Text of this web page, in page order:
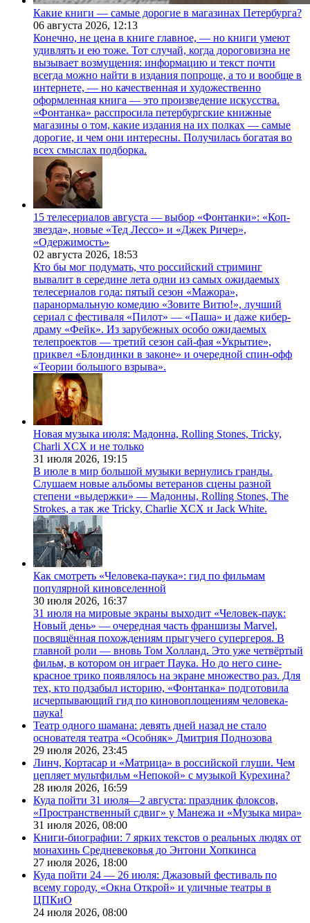
Какие книги — самые дорогие в магазинах Петербурга?
06 августа 2026, 12:13
Конечно, не цена в книге главное, — но книги умеют
удивлять и ею тоже. Тот случай, когда дороговизна не
вызывает возмущения: информацию и текст почти
всегда можно найти в издания попроще, а то и вообще в
интернете, — но качественная и художественно
оформленная книга — это произведение искусства.
«Фонтанка» расспросила петербургские книжные
магазины о том, какие издания на их полках — самые
дорогие, и чем они интересны. Получилась богатая во
всех смыслах подборка.
15 телесериалов августа — выбор «Фонтанки»: «Коп-
звезда», новые «Тед Лессо» и «Джек Ричер»,
«Одержимость»
02 августа 2026, 18:53
Кто бы мог подумать, что российский стриминг
вывалит в середине лета одни из самых ожидаемых
телесериалов года: пятый сезон «Мажора»,
паранормальную комедию «Зовите Витю!», лучший
сериал с фестиваля «Пилот» — «Паша» и даже кибер-
драму «Фейк». Из зарубежных особо ожидаемых
телепроектов — третий сезон сай-фая «Укрытие»,
приквел «Блондинки в законе» и очередной спин-офф
«Теории большого взрыва».
Новая музыка июля: Мадонна, Rolling Stones, Tricky,
Charli XCX и не только
31 июля 2026, 19:15
В июле в мир большой музыки вернулись гранды.
Слушаем новые альбомы ветеранов сцены разной
степени «выдержки» — Мадонны, Rolling Stones, The
Strokes, а так же Tricky, Charlie XCX и Jack White.
Как смотреть «Человека-паука»: гид по фильмам
популярной киновселенной
30 июля 2026, 16:37
31 июля на мировые экраны выходит «Человек-паук:
Новый день» — очередная часть франшизы Marvel,
посвящённая похождениям прыгучего супергероя. В
главной роли — вновь Том Холланд. Это уже четвёртый
фильм, в котором он играет Паука. Но до него сине-
красное трико появлялось на экране множество раз. Для
тех, кто подзабыл историю, «Фонтанка» подготовила
исчерпывающий гид по киновоплощениям человека-
паука!
Театр одного шамана: девять дней назад не стало
основателя театра «Особняк» Дмитрия Поднозова
29 июля 2026, 23:45
Линч, Кортасар и «Матрица» в российской глуши. Чем
цепляет мультфильм «Непокой» с музыкой Курехина?
28 июля 2026, 16:59
Куда пойти 31 июля—2 августа: праздник флоксов,
«Пространственный сдвиг» у Манежа и «Музыка мира»
31 июля 2026, 08:00
Книги-биографии: 7 ярких текстов о реальных людях от
монахинь Средневековья до Энтони Хопкинса
27 июля 2026, 18:00
Куда пойти 24 — 26 июля: Джазовый фестиваль по
всему городу, «Окна Открой» и уличные театры в
ЦПКиО
24 июля 2026, 08:00